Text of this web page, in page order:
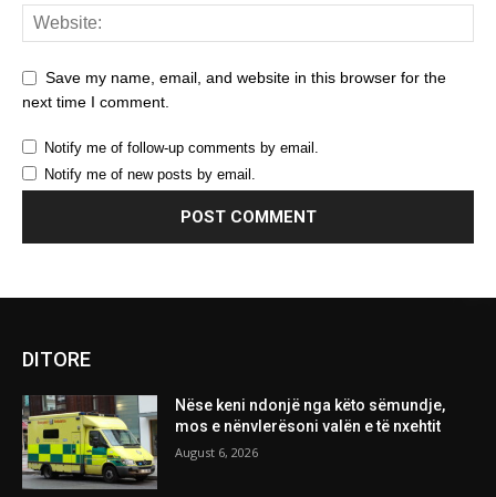
Save my name, email, and website in this browser for the
next time I comment.
Notify me of follow-up comments by email.
Notify me of new posts by email.
DITORE
Nëse keni ndonjë nga këto sëmundje,
mos e nënvlerësoni valën e të nxehtit
August 6, 2026